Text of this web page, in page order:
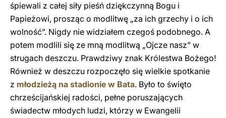
śpiewali z całej siły pieśń dziękczynną Bogu i
Papieżowi, prosząc o modlitwę „za ich grzechy i o ich
wolność”. Nigdy nie widziałem czegoś podobnego. A
potem modlili się ze mną modlitwą „Ojcze nasz” w
strugach deszczu. Prawdziwy znak Królestwa Bożego!
Również w deszczu rozpoczęło się wielkie spotkanie
z młodzieżą na stadionie w Bata. Było to święto
chrześcijańskiej radości, pełne poruszających
świadectw młodych ludzi, którzy w Ewangelii